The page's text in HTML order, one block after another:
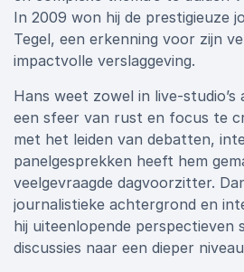
In 2009 won hij de prestigieuze
Tegel, een erkenning voor zijn
impactvolle verslaggeving.
Hans weet zowel in live-studio’s
een sfeer van rust en focus te
met het leiden van debatten,
panelgesprekken heeft hem
veelgevraagde dagvoorzitter.
journalistieke achtergrond en
hij uiteenlopende perspectieven
discussies naar een dieper